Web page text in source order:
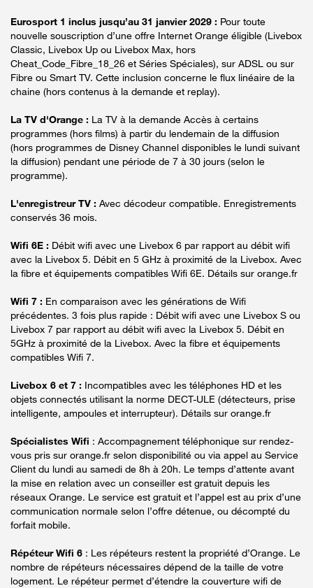
Eurosport 1 inclus jusqu’au 31 janvier 2029 : Pour toute
nouvelle souscription d’une offre Internet Orange éligible (Livebox
Classic, Livebox Up ou Livebox Max, hors
Cheat_Code_Fibre_18_26 et Séries Spéciales), sur ADSL ou sur
Fibre ou Smart TV. Cette inclusion concerne le flux linéaire de la
chaine (hors contenus à la demande et replay).
La TV d'Orange : La TV à la demande Accès à certains
programmes (hors films) à partir du lendemain de la diffusion
(hors programmes de Disney Channel disponibles le lundi suivant
la diffusion) pendant une période de 7 à 30 jours (selon le
programme).
L'enregistreur TV : Avec décodeur compatible. Enregistrements
conservés 36 mois.
Wifi 6E : Débit wifi avec une Livebox 6 par rapport au débit wifi
avec la Livebox 5. Débit en 5 GHz à proximité de la Livebox. Avec
la fibre et équipements compatibles Wifi 6E. Détails sur orange.fr
Wifi 7 : En comparaison avec les générations de Wifi
précédentes. 3 fois plus rapide : Débit wifi avec une Livebox S ou
Livebox 7 par rapport au débit wifi avec la Livebox 5. Débit en
5GHz à proximité de la Livebox. Avec la fibre et équipements
compatibles Wifi 7.
Livebox 6 et 7 : Incompatibles avec les téléphones HD et les
objets connectés utilisant la norme DECT-ULE (détecteurs, prise
intelligente, ampoules et interrupteur). Détails sur orange.fr
Spécialistes Wifi : Accompagnement téléphonique sur rendez-
vous pris sur orange.fr selon disponibilité ou via appel au Service
Client du lundi au samedi de 8h à 20h. Le temps d’attente avant
la mise en relation avec un conseiller est gratuit depuis les
réseaux Orange. Le service est gratuit et l’appel est au prix d’une
communication normale selon l’offre détenue, ou décompté du
forfait mobile.
Répéteur Wifi 6 : Les répéteurs restent la propriété d’Orange. Le
nombre de répéteurs nécessaires dépend de la taille de votre
logement. Le répéteur permet d’étendre la couverture wifi de